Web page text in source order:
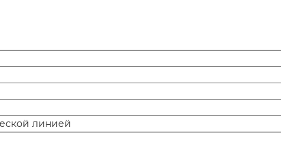
линией